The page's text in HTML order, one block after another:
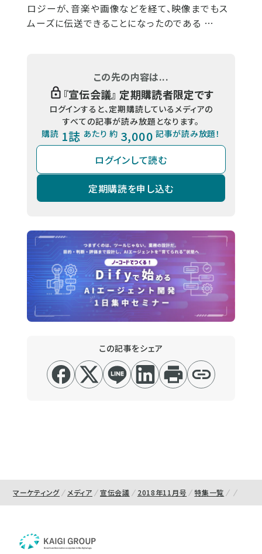
ロジーが、音楽や画像などを経て、映像までもス
ムーズに伝送できることになったのである …
この先の内容は...
『宣伝会議』 定期購読者限定です
ログインすると、定期購読しているメディアの
すべての記事が読み放題となります。
購読 1誌 あたり 約 3,000 記事が読み放題！
ログインして読む
定期購読を申し込む
この記事をシェア
マーケティング メディア 宣伝会議 2018年11月号 特集一覧